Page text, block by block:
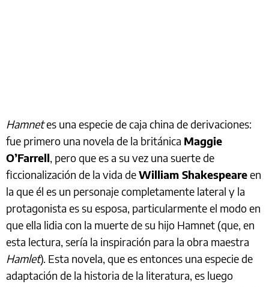
Hamnetes una especie de caja china de derivaciones:
fue primero una novela de la británica Maggie
O’Farrell, pero que es a su vez una suerte de
ficcionalización de la vida deWilliam Shakespeareen
la que él es un personaje completamente lateral y la
protagonista es su esposa, particularmente el modo en
que ella lidia con la muerte de su hijo Hamnet (que, en
esta lectura, sería la inspiración para la obra maestra
Hamlet). Esta novela, que es entonces una especie de
adaptación de la historia de la literatura, es luego